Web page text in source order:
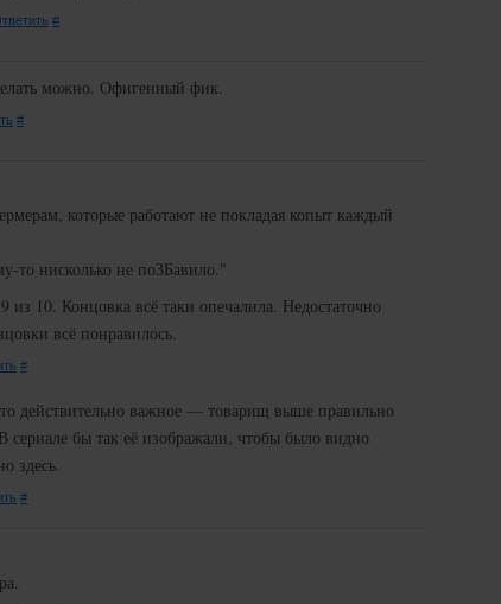
#
можно. Офигенный фик.
#
которые работают не покладая копыт каждый
то нисколько не поЗБавило."
из 10. Концовка всё таки опечалила. Недостаточно
всё понравилось.
#
действительно важное — товарищ выше правильно
сериале бы так её изображали, чтобы было видно
здесь.
#